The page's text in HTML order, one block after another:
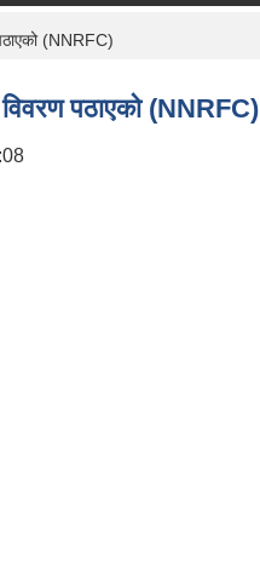
(NNRFC)
पठाएको (NNRFC)